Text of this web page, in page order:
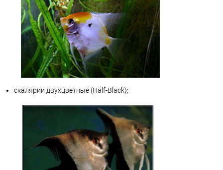
скалярии двухцветные (Half-Black);